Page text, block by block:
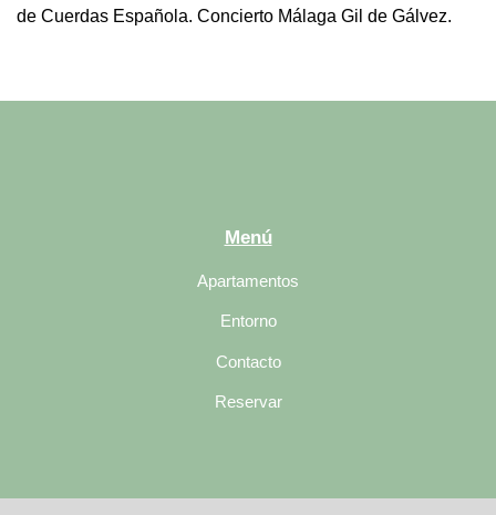
de Cuerdas Española. Concierto Málaga Gil de Gálvez.
Menú
Apartamentos
Entorno
Contacto
Reservar